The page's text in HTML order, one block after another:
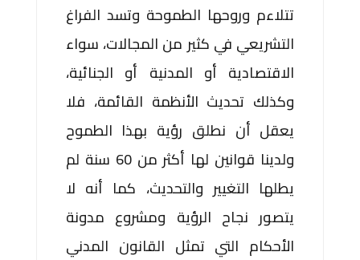
تتلاءم وروحها الطموحة وتسد الفراغ
التشريعي في كثير من المجالات، سواء
الاقتصادية أو المدنية أو الجنائية،
وكذلك تحديث الأنظمة القائمة، فلا
يعقل أن نطلق رؤية بهذا الطموح
ولدينا قوانين لها أكثر من 60 سنة لم
يطلها التغيير والتحديث، كما أنه لا
يتصور نجاح الرؤية ومشروع مدونة
الأحكام التي تمثل القانون المدني